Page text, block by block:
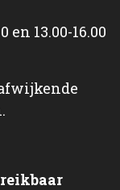
en 13.00-16.00